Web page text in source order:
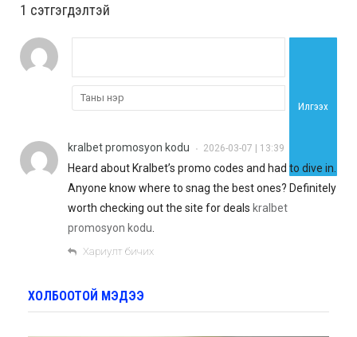
1 сэтгэгдэлтэй
Илгээх
kralbet promosyon kodu • 2026-03-07 | 13:39
Heard about Kralbet’s promo codes and had to dive in.
Anyone know where to snag the best ones? Definitely
worth checking out the site for deals kralbet
promosyon kodu
Хариулт бичих
ХОЛБООТОЙ МЭДЭЭ